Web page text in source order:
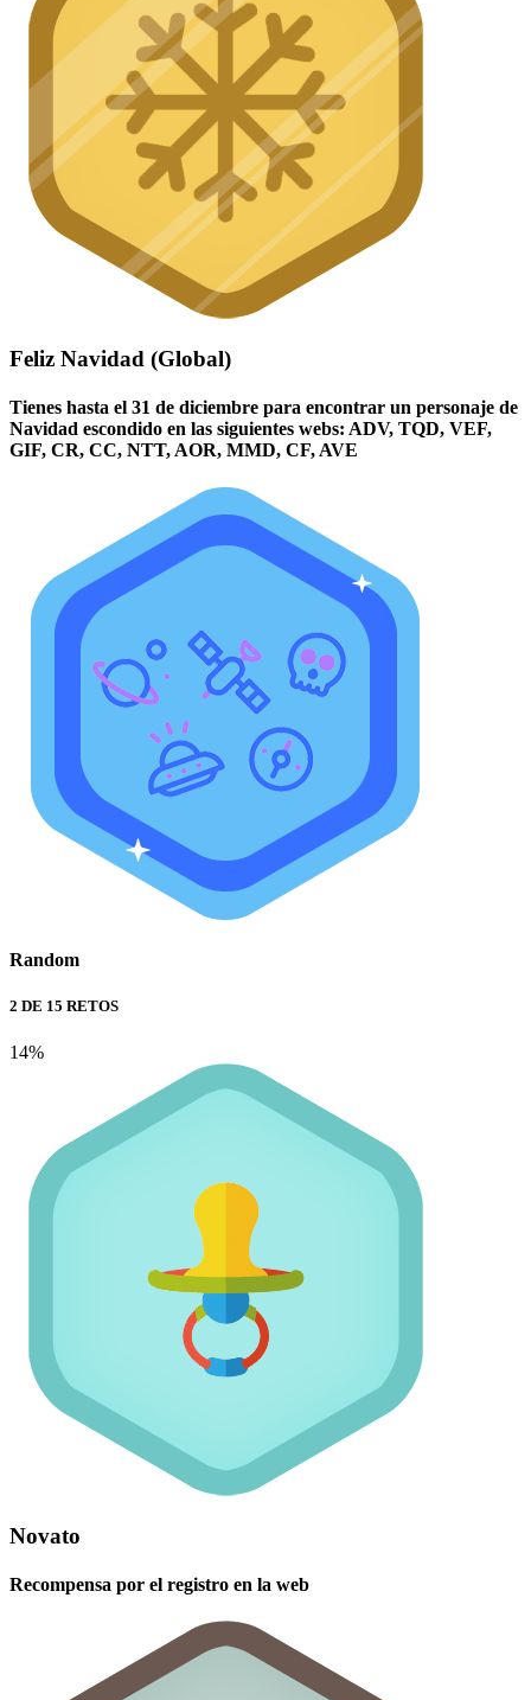
Feliz Navidad (Global)
Tienes hasta el 31 de diciembre para encontrar un personaje de
Navidad escondido en las siguientes webs: ADV, TQD, VEF,
GIF, CR, CC, NTT, AOR, MMD, CF, AVE
Random
2 DE 15 RETOS
14%
Novato
Recompensa por el registro en la web